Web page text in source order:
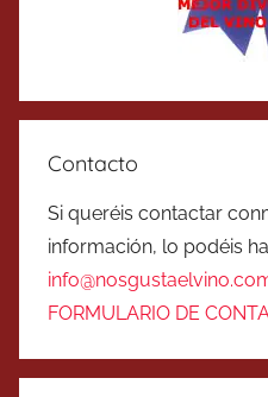
Contacto
Si queréis contactar
información, lo podéis
FORMULARIO DE